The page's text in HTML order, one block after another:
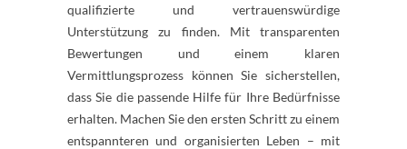
qualifizierte und vertrauenswürdige
Unterstützung zu finden. Mit transparenten
Bewertungen und einem klaren
Vermittlungsprozess können Sie sicherstellen,
dass Sie die passende Hilfe für Ihre Bedürfnisse
erhalten. Machen Sie den ersten Schritt zu einem
entspannteren und organisierten Leben – mit